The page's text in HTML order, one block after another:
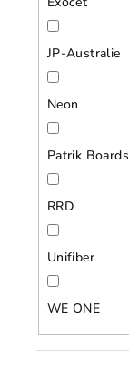
JP-Australie
Neon
Patrik Boards
RRD
Unifiber
WE ONE